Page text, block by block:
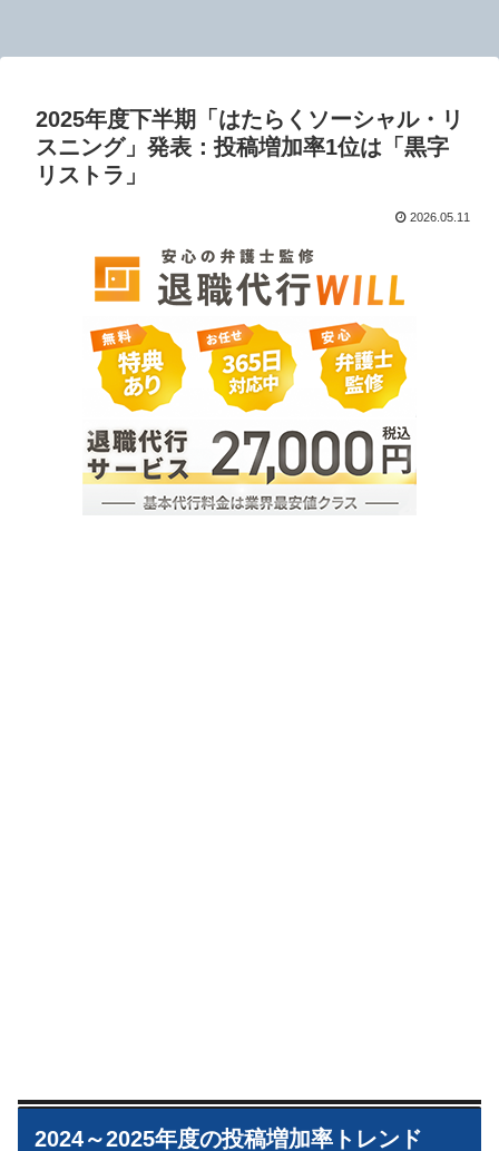
2025年度下半期「はたらくソーシャル・リ
スニング」発表：投稿増加率1位は「黒字
リストラ」
2026.05.11
2024～2025年度の投稿増加率トレンド